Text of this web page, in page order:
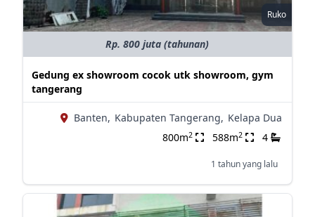
Ruko
Rp. 800 juta (tahunan)
Gedung ex showroom cocok utk showroom, gym
tangerang
Banten, Kabupaten Tangerang, Kelapa Dua
800m2 588m2 4
1 tahun yang lalu